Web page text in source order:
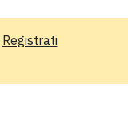
Registrati